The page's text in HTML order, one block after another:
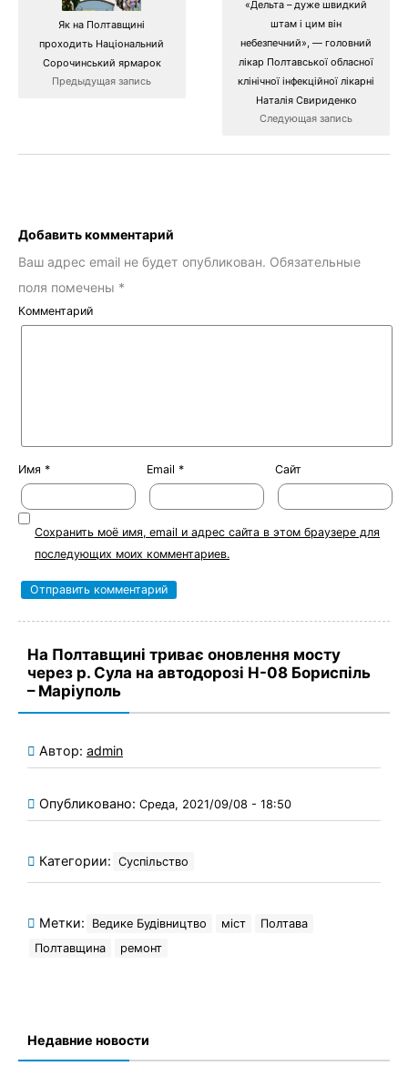
Як на Полтавщині
проходить Національний
Сорочинський ярмарок
Предыдущая запись
«Дельта – дуже швидкий
штам і цим він
небезпечний», — головний
лікар Полтавської обласної
клінічної інфекційної лікарні
Наталія Свириденко
Следующая запись
Добавить комментарий
Ваш адрес email не будет опубликован. Обязательные
поля помечены *
Комментарий
Имя * Email * Сайт
Сохранить моё имя, email и адрес сайта в этом браузере для
последующих моих комментариев.
На Полтавщині триває оновлення мосту
через р. Сула на автодорозі Н-08 Бориспіль
– Маріуполь
Автор: admin
Опубликовано: Среда, 2021/09/08 - 18:50
Категории: Суспільство
Метки: Ведике Будівництво міст
Полтава
Полтавщина
ремонт
Недавние новости